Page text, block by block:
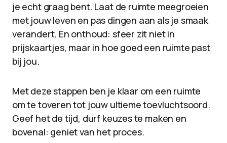
je echt graag bent. Laat de ruimte meegroeien
met jouw leven en pas dingen aan als je smaak
verandert. En onthoud: sfeer zit niet in
prijskaartjes, maar in hoe goed een ruimte past
bij jou.
Met deze stappen ben je klaar om een ruimte
om te toveren tot jouw ultieme toevluchtsoord.
Geef het de tijd, durf keuzes te maken en
bovenal: geniet van het proces.